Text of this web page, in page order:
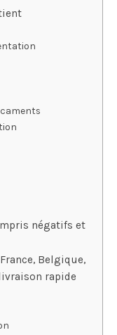
négatifs et
Belgique,
rapide